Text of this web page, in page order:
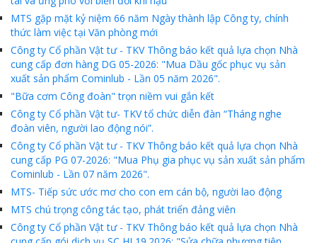
MTS -10 sự kiện nổi bật năm 2022
Bản tin số 358- Vinacomin news
COMINLUB - TỰ HÀO CHẶNG ĐƯỜNG 25 NĂM
Công ty CP Vật tư TKV quyết liệt phòng chống dịch đảm bảo cung ứng vật tư
TKV đẩy mạnh lộ trình tái cơ cấu
MTS - GIỚI THIỆU SẢN PHẨM COMINLUB HFS
MTS - ĐẢM BẢO CHẤT LƯỢNG VẬT TƯ NGÀNH MỎ
MTS: 60 NĂM TIÊN PHONG KIẾN TẠO GIÁ TRỊ BỀN VỮNG
MTS gặp mặt kỷ niệm 66 năm Ngày thành lập Công ty, chính
thức làm việc tại Văn phòng mới
Công ty Cổ phần Vật tư - TKV Thông báo kết quả lựa chọn Nhà
cung cấp đơn hàng DG 05-2026: "Mua Dầu gốc phục vụ sản
xuất sản phẩm Cominlub - Lần 05 năm 2026".
"Bữa cơm Công đoàn" trọn niềm vui gắn kết
Công ty Cổ phần Vật tư- TKV tổ chức diễn đàn “Tháng nghe
đoàn viên, người lao động nói”.
Công ty Cổ phần Vật tư - TKV Thông báo kết quả lựa chọn Nhà
cung cấp PG 07-2026: "Mua Phụ gia phục vụ sản xuất sản phẩm
Cominlub - Lần 07 năm 2026".
MTS- Tiếp sức ước mơ cho con em cán bộ, người lao động
MTS chú trọng công tác tạo, phát triển đảng viên
Công ty Cổ phần Vật tư - TKV Thông báo kết quả lựa chọn Nhà